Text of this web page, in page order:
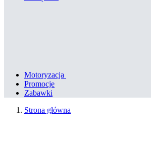
Motoryzacja
Promocje
Zabawki
Strona główna